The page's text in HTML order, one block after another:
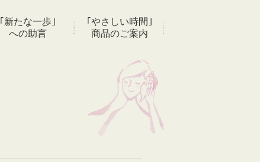
｢新たな一歩｣
への助言
｢やさしい時間｣
商品のご案内